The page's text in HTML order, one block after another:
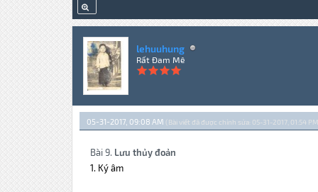
lehuuhung
Rất Đam Mê
05-31-2017, 09:08 AM (Bài viết đã được chỉnh sửa: 05-31-2017, 01:54
Bài 9. Lưu thủy đoản
1. Ký âm